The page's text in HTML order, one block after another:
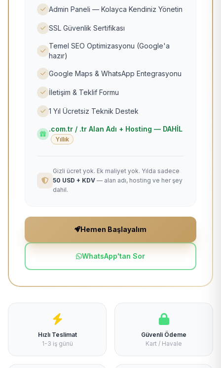
Admin Paneli — Kolayca Kendiniz Yönetin
SSL Güvenlik Sertifikası
Temel SEO Optimizasyonu (Google'a
hazır)
Google Maps & WhatsApp Entegrasyonu
İletişim & Teklif Formu
1 Yıl Ücretsiz Teknik Destek
.com.tr / .tr Alan Adı + Hosting — DAHİL
Yıllık
Gizli ücret yok. Ek maliyet yok. Yılda sadece
50 USD + KDV — alan adı, hosting ve her şey
dahil.
Hemen Başlayalım
WhatsApp'tan Sor
Hızlı Teslimat
1-3 iş günü
Güvenli Ödeme
Kart / Havale